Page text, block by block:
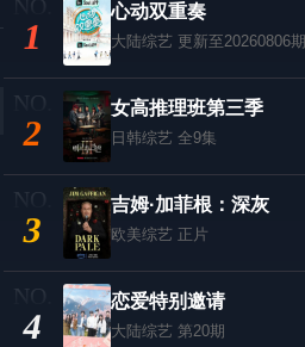
1
心动双重奏
大陆综艺 更新至20260806期
2
女高推理班第三季
日韩综艺 全9集
3
吉姆·加菲根：深灰
欧美综艺 正片
4
恋爱特别邀请
大陆综艺 第20期